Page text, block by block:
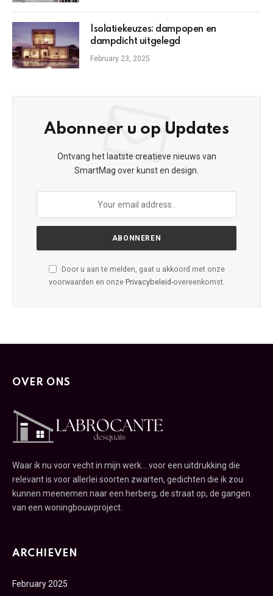
Isolatiekeuzes: dampopen en
dampdicht uitgelegd
February 23, 2025
Abonneer u op Updates
Ontvang het laatste creatieve nieuws van
SmartMag over kunst en design.
Door u aan te melden, gaat u akkoord met onze
voorwaarden en onze Privacybeleid-overeenkomst.
OVER ONS
Waar ik nu voor vecht in mijn werk... voor een uitdrukking die
relevant is voor allerlei soorten zwarten, gedichten die ik zou
kunnen meenemen naar een herberg, de straat op, de gangen
van een woningbouwproject.
ARCHIEVEN
February 2025